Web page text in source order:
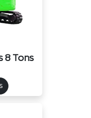
8 Tons